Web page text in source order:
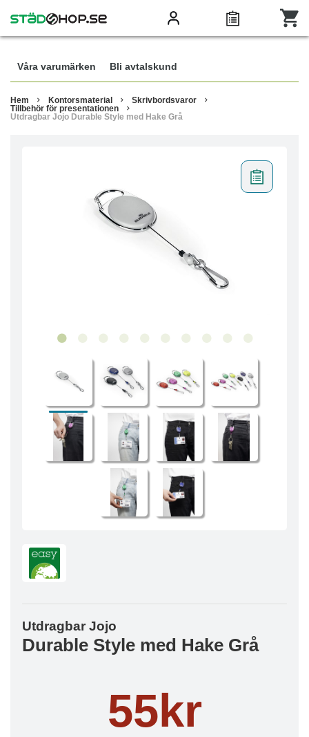
Våra varumärken Bli avtalskund
Hem Kontorsmaterial
Skrivbordsvaror
Tillbehör för presentationen
Utdragbar Jojo Durable Style med Hake Grå
Utdragbar Jojo
Durable Style med Hake Grå
55kr